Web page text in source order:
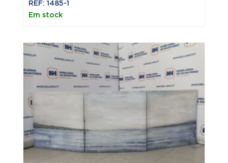
REF: 1485-1
Em stock